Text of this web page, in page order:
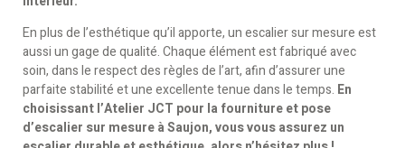
En plus de l’esthétique qu’il apporte, un escalier sur mesure est
aussi un gage de qualité. Chaque élément est fabriqué avec
soin, dans le respect des règles de l’art, afin d’assurer une
parfaite stabilité et une excellente tenue dans le temps. En
choisissant l’Atelier JCT pour la fourniture et pose
d’escalier sur mesure à Saujon, vous vous assurez un